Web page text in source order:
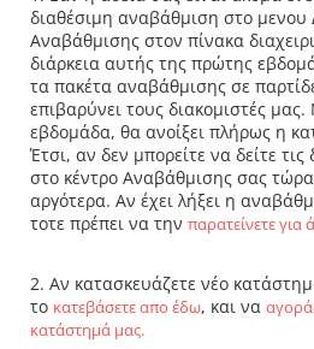
διαθέσιμη αναβάθμιση στο
Αναβάθμισης στον πίνακα
διάρκεια αυτής της πρώτης
τα πακέτα αναβάθμισης σε
επιβαρύνει τους διακομιστές
εβδομάδα, θα ανοίξει πλήρως η
Έτσι, αν δεν μπορείτε να δείτε
στο κέντρο Αναβάθμισης σας
αργότερα. Αν έχει λήξει η
τοτε πρέπει να την παρατείνετε για
2. Αν κατασκευάζετε νέο
το κατεβάσετε απο έδω, και να
κατάστημά μας.